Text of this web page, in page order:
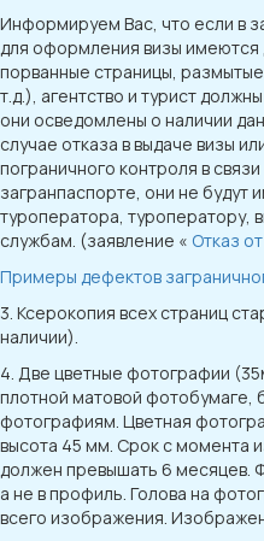
Информируем Вас, что если в
для оформления визы
порванные страницы,
т.д.), агентство и турист
они осведомлены о наличии
случае отказа в выдаче визы
пограничного контроля в
загранпаспорте, они не будут
туроператора, туроператору,
службам. (заявление « Отказ
Примеры дефектов
3. Ксерокопия всех страниц
наличии).
4. Две цветные фотографии
плотной матовой фотобумаге,
фотографиям. Цветная
высота 45 мм. Срок с момента
должен превышать 6 месяцев.
а не в профиль. Голова на
всего изображения.